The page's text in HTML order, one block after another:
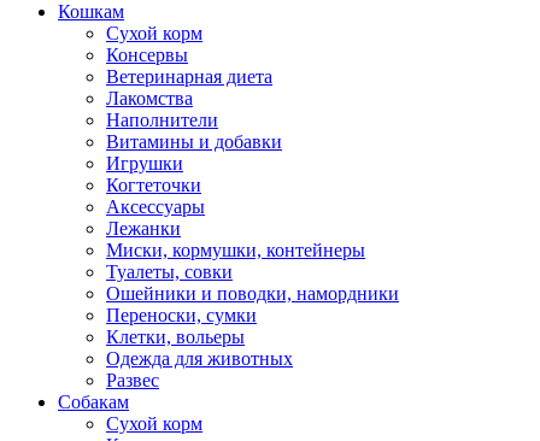
Кошкам
Сухой корм
Консервы
Ветеринарная диета
Лакомства
Наполнители
Витамины и добавки
Игрушки
Когтеточки
Аксессуары
Лежанки
Миски, кормушки, контейнеры
Туалеты, совки
Ошейники и поводки, намордники
Переноски, сумки
Клетки, вольеры
Одежда для животных
Развес
Собакам
Сухой корм